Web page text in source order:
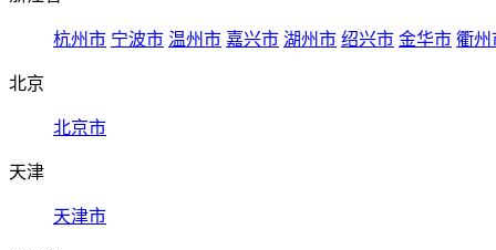
杭州市 宁波市 温州市 嘉兴市 湖州市 绍兴市 金华市 衢州
北京
北京市
天津
天津市